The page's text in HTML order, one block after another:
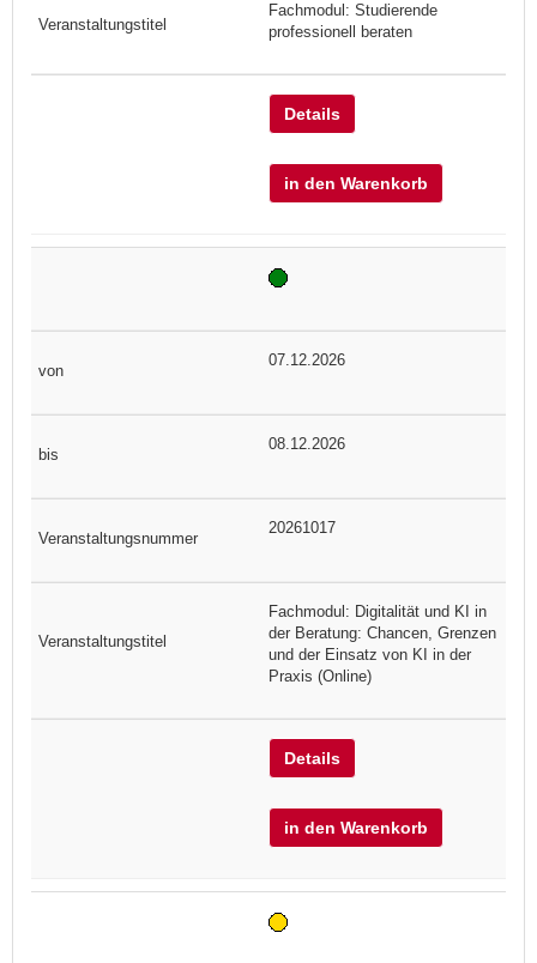
Fachmodul: Studierende
professionell beraten
Details
in den Warenkorb
07.12.2026
08.12.2026
20261017
Fachmodul: Digitalität und KI in
der Beratung: Chancen, Grenzen
und der Einsatz von KI in der
Praxis (Online)
Details
in den Warenkorb